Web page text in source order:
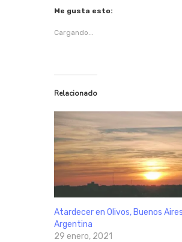
Me gusta esto:
Cargando...
Relacionado
Atardecer en Olivos, Buenos
Argentina
29 enero, 2021